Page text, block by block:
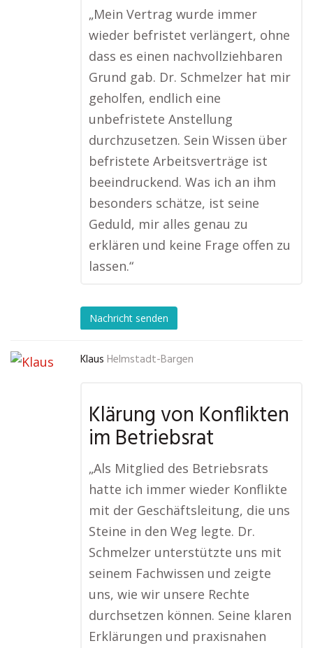
„Mein Vertrag wurde immer
wieder befristet verlängert, ohne
dass es einen nachvollziehbaren
Grund gab. Dr. Schmelzer hat mir
geholfen, endlich eine
unbefristete Anstellung
durchzusetzen. Sein Wissen über
befristete Arbeitsverträge ist
beeindruckend. Was ich an ihm
besonders schätze, ist seine
Geduld, mir alles genau zu
erklären und keine Frage offen zu
lassen.“
Nachricht senden
Klaus Helmstadt-Bargen
Klärung von Konflikten
im Betriebsrat
„Als Mitglied des Betriebsrats
hatte ich immer wieder Konflikte
mit der Geschäftsleitung, die uns
Steine in den Weg legte. Dr.
Schmelzer unterstützte uns mit
seinem Fachwissen und zeigte
uns, wie wir unsere Rechte
durchsetzen können. Seine klaren
Erklärungen und praxisnahen